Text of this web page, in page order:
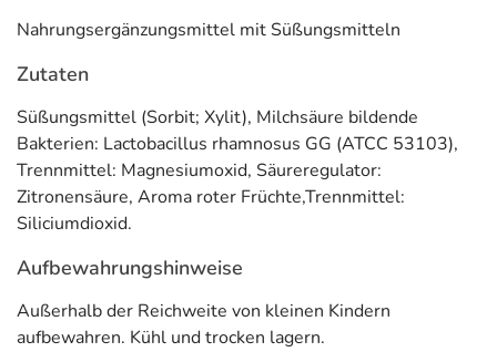
ist vegan sowie frei von Laktose und Gluten. Der
den Alltag zu integrieren, egal ob Zuhause oder
unterwegs.
Anwendung
1 x täglich den Inhalt eines Sticks direkt im Mund
auflösen.
Adresse des Lebensmittel-Unternehmens
Klinge Pharma GmbH
Bergfeldstraße 9
Nahrungsergänzungsmittel mit Süßungsmitteln
Zutaten
Süßungsmittel (Sorbit; Xylit), Milchsäure bildende
Bakterien: Lactobacillus rhamnosus GG (ATCC 53103),
Trennmittel: Magnesiumoxid, Säureregulator:
Zitronensäure, Aroma roter Früchte,Trennmittel:
Siliciumdioxid.
Aufbewahrungshinweise
Außerhalb der Reichweite von kleinen Kindern
aufbewahren. Kühl und trocken lagern.